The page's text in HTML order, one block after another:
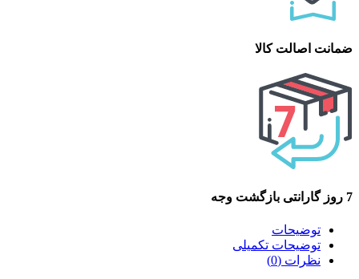
ضمانت اصالت کالا
7 روز گارانتی بازگشت وجه
توضیحات
توضیحات تکمیلی
نظرات (0)